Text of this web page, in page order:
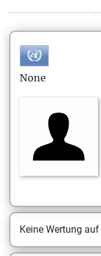
None
Keine Wertung auf